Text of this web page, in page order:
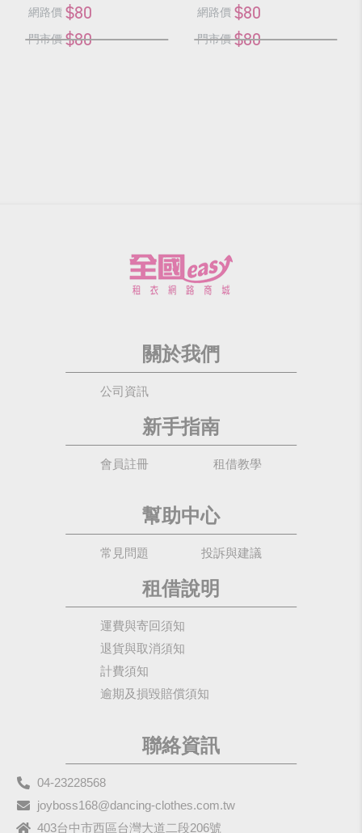
網路價 $80
門市價 $80
網路價 $80
門市價 $80
關於我們
公司資訊
新手指南
會員註冊 租借教學
幫助中心
常見問題 投訴與建議
租借說明
運費與寄回須知
退貨與取消須知
計費須知
逾期及損毀賠償須知
聯絡資訊
04-23228568
joyboss168@dancing-clothes.com.tw
403台中市西區台灣大道二段206號